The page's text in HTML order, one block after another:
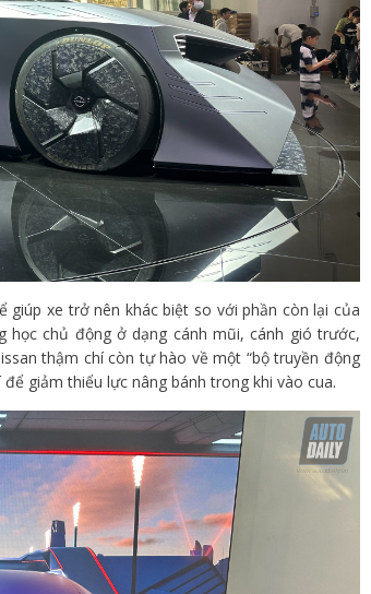
xe trở nên khác biệt so với phần còn lại của
học chủ động ở dạng cánh mũi, cánh gió trước,
thậm chí còn tự hào về một “bộ truyền động
giảm thiểu lực nâng bánh trong khi vào cua.